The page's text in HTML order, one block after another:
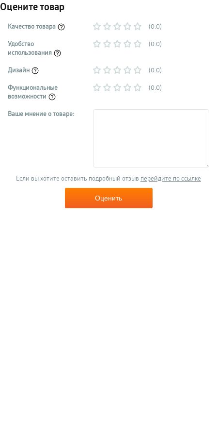
Оцените товар
Качество товара
(0.0)
Удобство
использования
(0.0)
Дизайн
(0.0)
Функциональные
возможности
(0.0)
Ваше мнение о товаре:
Если вы хотите оставить подробный отзыв перейдите по ссылке
Оценить